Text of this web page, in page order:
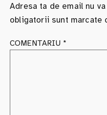
Adresa ta de email nu
obligatorii sunt marcate
COMENTARIU *